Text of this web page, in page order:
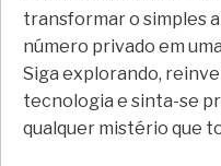
transformar o simples
número privado em
Siga explorando,
tecnologia e sinta-se
qualquer mistério que